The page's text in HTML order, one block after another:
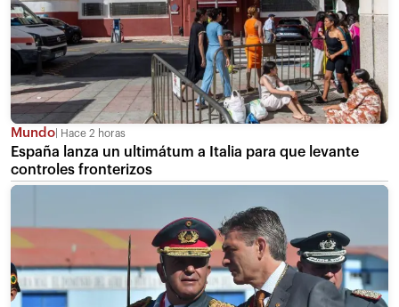
Mundo Hace 2 horas
España lanza un ultimátum a Italia para que levante
controles fronterizos